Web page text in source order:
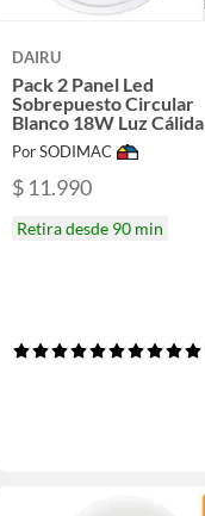
DAIRU
Pack 2 Panel Led
Sobrepuesto Circular
Blanco 18W Luz Cálida
Por SODIMAC
$ 11.990
Retira desde 90 min